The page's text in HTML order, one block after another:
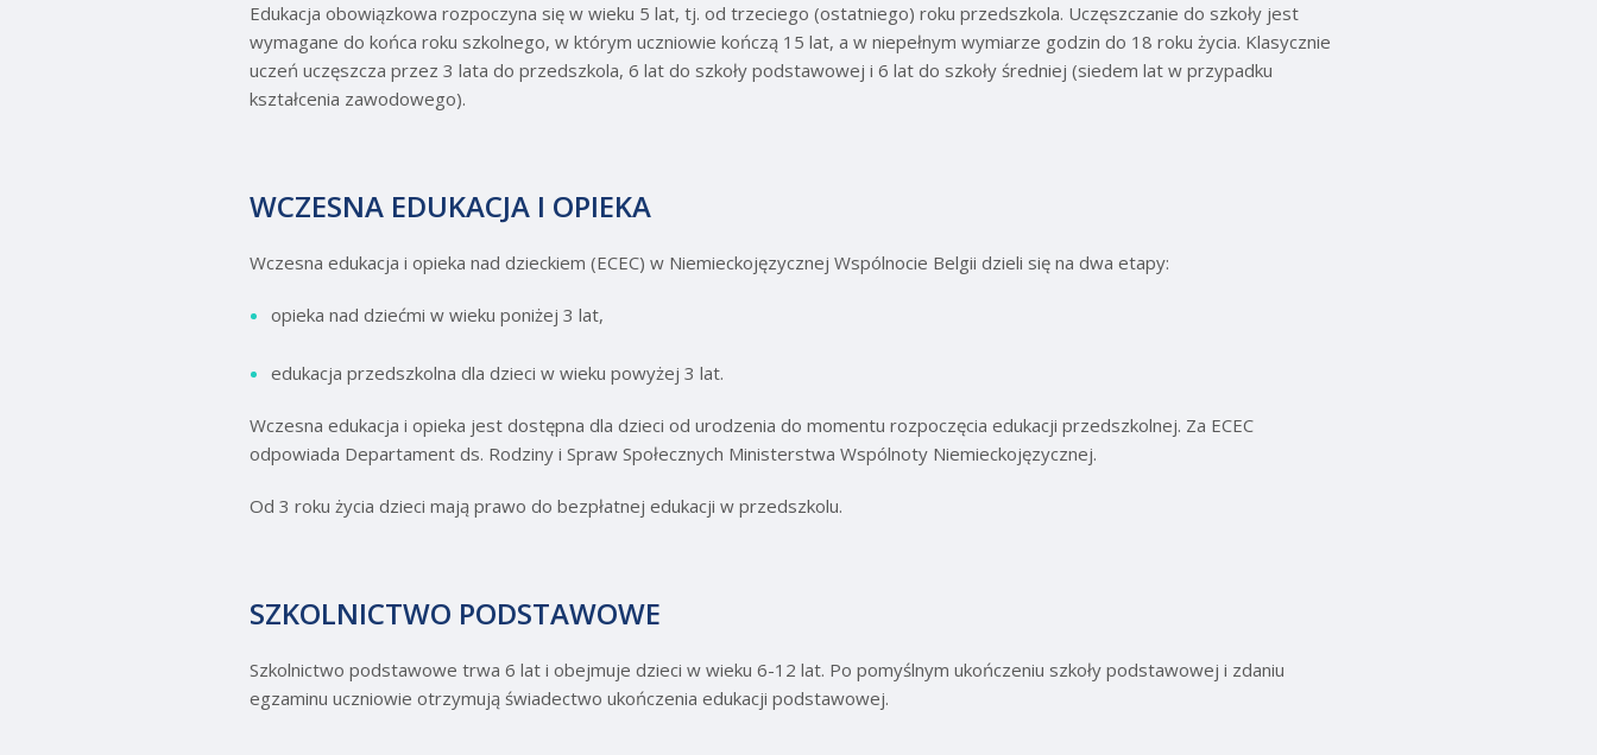
Edukacja obowiązkowa rozpoczyna się w wieku 5 lat, tj. od trzeciego (ostatniego) roku przedszkola. Uczęszczanie do szkoły jest
wymagane do końca roku szkolnego, w którym uczniowie kończą 15 lat, a w niepełnym wymiarze godzin do 18 roku życia. Klasycznie
uczeń uczęszcza przez 3 lata do przedszkola, 6 lat do szkoły podstawowej i 6 lat do szkoły średniej (siedem lat w przypadku
kształcenia zawodowego).
WCZESNA EDUKACJA I OPIEKA
Wczesna edukacja i opieka nad dzieckiem (ECEC) w Niemieckojęzycznej Wspólnocie Belgii dzieli się na dwa etapy:
opieka nad dziećmi w wieku poniżej 3 lat,
edukacja przedszkolna dla dzieci w wieku powyżej 3 lat.
Wczesna edukacja i opieka jest dostępna dla dzieci od urodzenia do momentu rozpoczęcia edukacji przedszkolnej. Za ECEC
odpowiada Departament ds. Rodziny i Spraw Społecznych Ministerstwa Wspólnoty Niemieckojęzycznej.
Od 3 roku życia dzieci mają prawo do bezpłatnej edukacji w przedszkolu.
SZKOLNICTWO PODSTAWOWE
Szkolnictwo podstawowe trwa 6 lat i obejmuje dzieci w wieku 6-12 lat. Po pomyślnym ukończeniu szkoły podstawowej i zdaniu
egzaminu uczniowie otrzymują świadectwo ukończenia edukacji podstawowej.